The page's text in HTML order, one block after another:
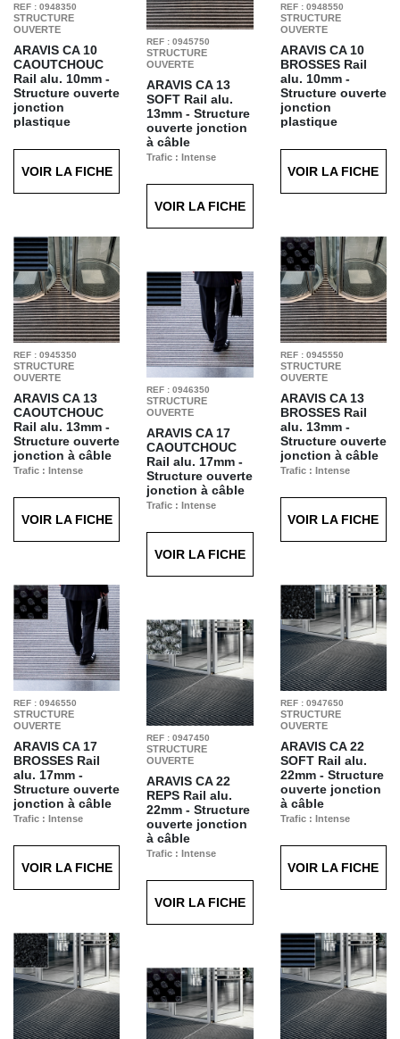
REF : 0948350
STRUCTURE
OUVERTE
ARAVIS CA 10
CAOUTCHOUC
Rail alu. 10mm -
Structure ouverte
jonction
plastique
Trafic : Intense
Finition : Caoutchouc
Noir T21
VOIR LA FICHE
REF : 0948550
STRUCTURE
OUVERTE
ARAVIS CA 10
BROSSESRail
alu. 10mm -
Structure ouverte
jonction
plastique
Trafic : Intense
Finition : Brosses
Noires T20
VOIR LA FICHE
REF : 0945750
STRUCTURE
OUVERTE
ARAVIS CA 13
SOFT Rail alu.
13mm - Structure
ouverte jonction
à câble
Trafic : Intense
T71
VOIR LA FICHE
REF : 0945350
STRUCTURE
OUVERTE
ARAVIS CA 13
CAOUTCHOUC
Rail alu. 13mm -
Structure ouverte
jonction à câble
Trafic : Intense
Noir T21
VOIR LA FICHE
REF : 0945550
STRUCTURE
OUVERTE
ARAVIS CA 13
BROSSESRail
alu. 13mm -
Structure ouverte
jonction à câble
Trafic : Intense
Noires T20
VOIR LA FICHE
REF : 0946350
STRUCTURE
OUVERTE
ARAVIS CA 17
CAOUTCHOUC
Rail alu. 17mm -
Structure ouverte
jonction à câble
Trafic : Intense
Noir T21
VOIR LA FICHE
REF : 0946550
STRUCTURE
OUVERTE
ARAVIS CA 17
BROSSES Rail
alu. 17mm -
Structure ouverte
jonction à câble
Trafic : Intense
Noires T20
VOIR LA FICHE
REF : 0947650
STRUCTURE
OUVERTE
ARAVIS CA 22
SOFTRail alu.
22mm - Structure
ouverte jonction
à câble
Trafic : Intense
Anthracite T69
VOIR LA FICHE
REF : 0947450
STRUCTURE
OUVERTE
ARAVIS CA 22
REPS Rail alu.
22mm - Structure
ouverte jonction
à câble
Trafic : Intense
T12
VOIR LA FICHE